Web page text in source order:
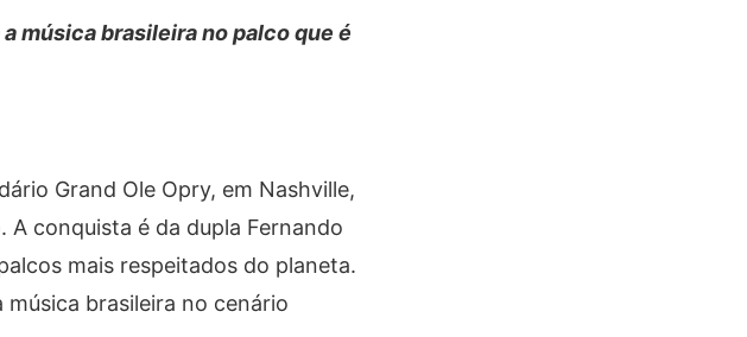
música brasileira no palco que é
Grand Ole Opry, em Nashville,
conquista é da dupla Fernando
mais respeitados do planeta.
brasileira no cenário